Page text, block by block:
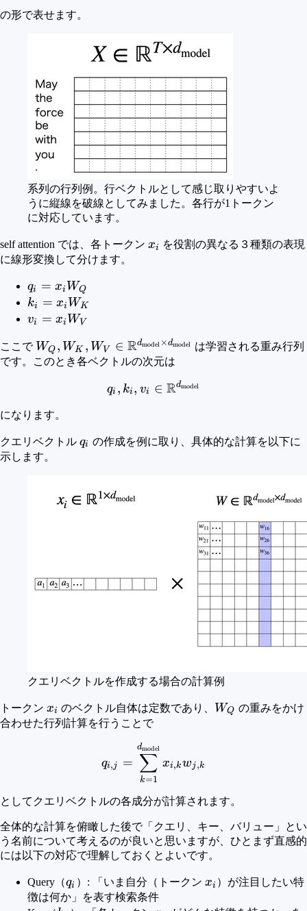
の形で表せます。
系列の行列例。行ベクトルとして感じ取りやすいよ
うに縦線を破線としてみました。各行が1トークン
に対応しています。
self attention では、各トークン x_i
xi
を役割の異なる３種類の表現
に線形変換して分けます。
q_i =
x_i
W_Q
qi = xi WQ
k_i =
x_i
ki = xi WK
v_i
x_i
W_V
vi = xi WV
ここで W_Q, W_K, W_V \in
\mathbb{R}^{d_{{\rm{model}}}
\times d_{{\rm{model}}}}
WQ , WK , WV ∈ Rdmodel ×dmodel は学習される重み行列
です。このとき各ベクトルの次元は
q_i, k_i, v_i \in
qi , ki , vi ∈ Rdmodel
になります。
クエリベクトル q_i
qi の作成を例に取り、具体的な計算を以下に
示します。
クエリベクトルを作成する場合の計算例
トークン x_i
xi のベクトル自体は定数であり、 W_Q
WQ の重みをかけ
合わせた行列計算を行うことで
q_{i,j} =
qi,j =
k=1
∑
dmodel
xi,kwj ,k
としてクエリベクトルの各成分が計算されます。
全体的な計算を俯瞰した後で「クエリ、キー、バリュー」とい
う名前について考えるのが良いと思いますが、ひとまず直感的
には以下の対応で理解しておくとよいです。
Query（q_i
qi ）: 「いま自分（トークン x_i
xi ）が注目したい特
徴は何か」を表す検索条件